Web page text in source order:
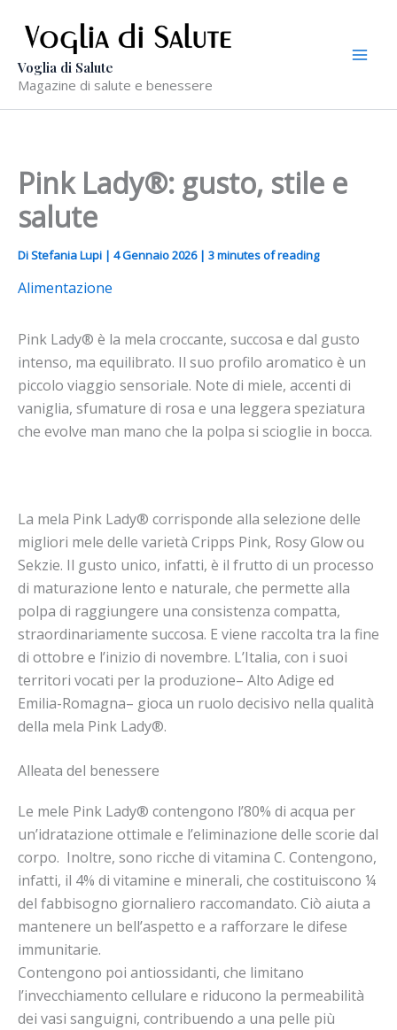
contenuto
Voglia di Salute
Magazine di salute e benessere
Pink Lady®: gusto, stile e
salute
DiStefania Lupi | 4 Gennaio 2026 | 3 minutes of reading
Alimentazione
Pink Lady® è la mela croccante, succosa e dal gusto
intenso, ma equilibrato. Il suo profilo aromatico è un
piccolo viaggio sensoriale. Note di miele, accenti di
vaniglia, sfumature di rosa e una leggera speziatura
che evolve man mano che la polpa si scioglie in bocca.
La mela Pink Lady® corrisponde alla selezione delle
migliori mele delle varietà Cripps Pink, Rosy Glow ou
Sekzie. Il gusto unico, infatti, è il frutto di un processo
di maturazione lento e naturale, che permette alla
polpa di raggiungere una consistenza compatta,
straordinariamente succosa. E viene raccolta tra la fine
di ottobre e l’inizio di novembre. L’Italia, con i suoi
territori vocati per la produzione– Alto Adige ed
Emilia-Romagna– gioca un ruolo decisivo nella qualità
della mela Pink Lady®.
Alleata del benessere
Le mele Pink Lady® contengono l’80% di acqua per
un’idratazione ottimale e l’eliminazione delle scorie dal
corpo. Inoltre, sono ricche di vitamina C. Contengono,
infatti, il 4% di vitamine e minerali, che costituiscono ¼
del fabbisogno giornaliero raccomandato. Ciò aiuta a
mantenere un bell’aspetto e a rafforzare le difese
immunitarie.
Contengono poi antiossidanti, che limitano
l’invecchiamento cellulare e riducono la permeabilità
dei vasi sanguigni, contribuendo a una pelle più